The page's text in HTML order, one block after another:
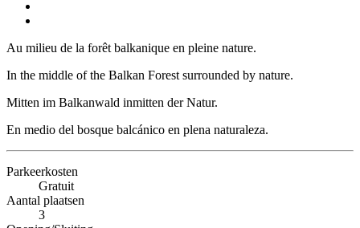
Au milieu de la forêt balkanique en pleine nature.
In the middle of the Balkan Forest surrounded by nature.
Mitten im Balkanwald inmitten der Natur.
En medio del bosque balcánico en plena naturaleza.
Parkeerkosten
Gratuit
Aantal plaatsen
3